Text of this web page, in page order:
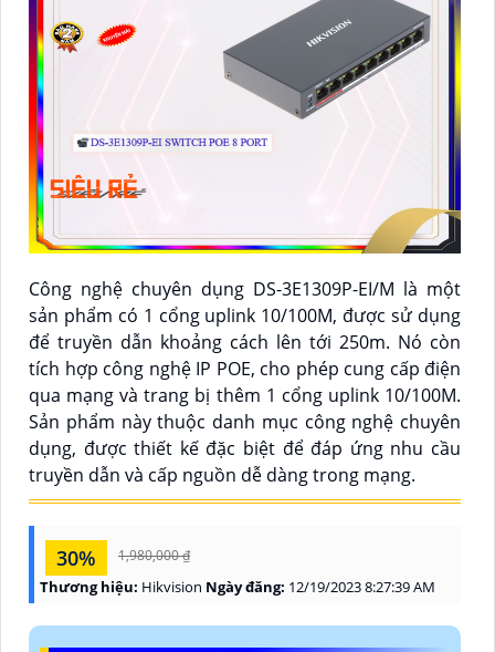
Công nghệ chuyên dụng DS-3E1309P-EI/M là một
sản phẩm có 1 cổng uplink 10/100M, được sử dụng
để truyền dẫn khoảng cách lên tới 250m. Nó còn
tích hợp công nghệ IP POE, cho phép cung cấp điện
qua mạng và trang bị thêm 1 cổng uplink 10/100M.
Sản phẩm này thuộc danh mục công nghệ chuyên
dụng, được thiết kế đặc biệt để đáp ứng nhu cầu
truyền dẫn và cấp nguồn dễ dàng trong mạng.
30% 1,980,000 ₫
Thương hiệu: Hikvision Ngày đăng: 12/19/2023 8:27:39 AM